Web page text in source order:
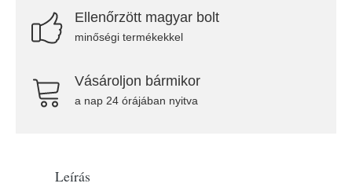
Ellenőrzött magyar bolt
minőségi termékekkel
Vásároljon bármikor
a nap 24 órájában nyitva
Leírás